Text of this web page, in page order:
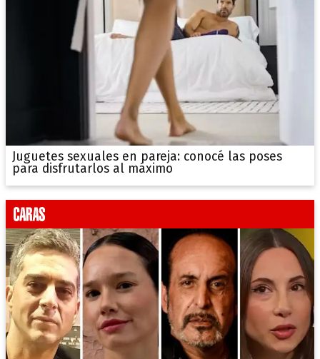
Juguetes sexuales en pareja: conocé las poses
para disfrutarlos al máximo